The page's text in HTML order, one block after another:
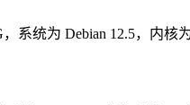
系统为 Debian 12.5，内核